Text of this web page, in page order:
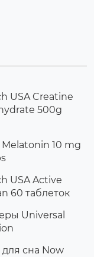
USA Creatine
500g
10 mg
USA Active
60 таблеток
Universal
сна Now